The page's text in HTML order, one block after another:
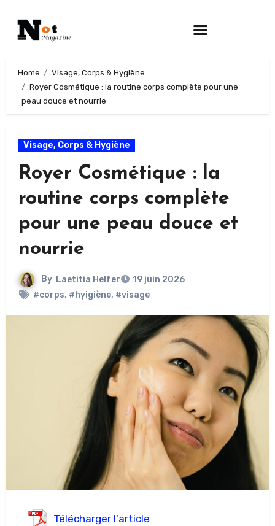
Home
Visage, Corps & Hygiène
Royer Cosmétique : la routine corps complète pour une
peau douce et nourrie
Visage, Corps & Hygiène
Royer Cosmétique : la
routine corps complète
pour une peau douce et
nourrie
By Laetitia Helfer
19 juin 2026
#corps, #hyigiène, #visage
Télécharger l'article